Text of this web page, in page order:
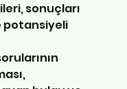
sonuçları
potansiyeli